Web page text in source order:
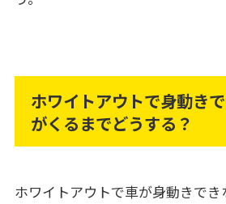
ホワイトアウトで身動き
がくるまでどうする？
ホワイトアウトで車が身動きで